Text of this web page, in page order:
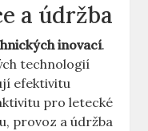
a údržba
inovací.⁣
technologií⁣
efektivitu
pro letecké
provoz⁢ a údržba